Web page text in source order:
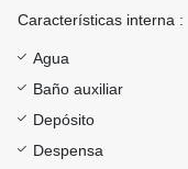
Características interna :
Agua
Baño auxiliar
Depósito
Despensa